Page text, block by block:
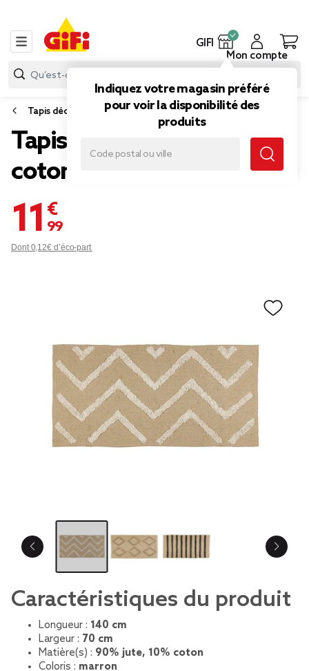
GIFI
Indiquez votre magasin préféré
pour voir la disponibilité des
produits
Mon compte
Tapis déco
Tapis jute tufté jute et
coton 140x70cm
11,99 €
Dont 0,12€ d’éco-part
Caractéristiques du produit
Longueur : 140 cm
Largeur : 70 cm
Matière(s) : 90% jute, 10% coton
Coloris : marron